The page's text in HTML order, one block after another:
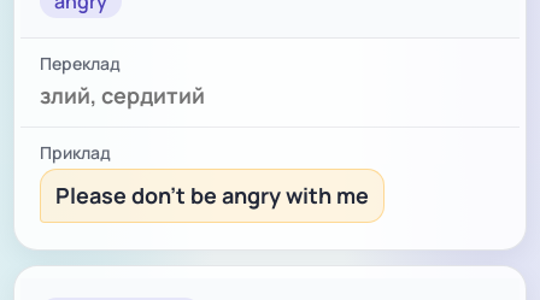
злий, сердитий
Please don't be angry with me